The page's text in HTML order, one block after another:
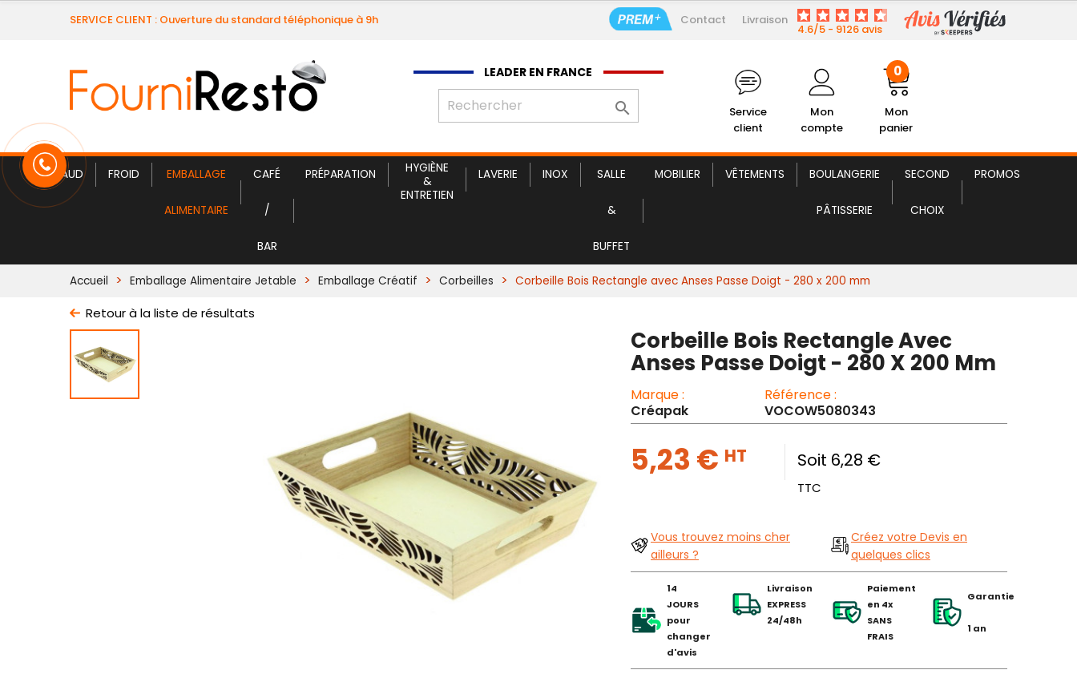
SERVICE CLIENT : Ouverture du standard téléphonique à 9h Contact Livraison
4.6/5 - 9126 avis
LEADER EN FRANCE

Service
client
Mon
compte
Mon
panier
0
CHAUD FROID EMBALLAGE
ALIMENTAIRE
CAFÉ
/
BAR
PRÉPARATION
HYGIÈNE
&
ENTRETIEN
LAVERIE INOX SALLE
&
BUFFET
MOBILIER VÊTEMENTS BOULANGERIE
PÂTISSERIE
SECOND
CHOIX
PROMOS
Corbeille Bois Rectangle avec Anses Passe Doigt 5,23 € HT
Accueil Emballage Alimentaire Jetable Emballage Créatif Corbeilles Corbeille Bois Rectangle avec Anses Passe Doigt - 280 x 200 mm
Retour à la liste de résultats
Corbeille Bois Rectangle Avec
Anses Passe Doigt - 280 X 200 Mm
Marque :
Créapak
Référence :
VOCOW5080343
5,23 € HT Soit 6,28 €
TTC
Vous trouvez moins cher
ailleurs ?
Créez votre Devis en
quelques clics
14
JOURS
pour
changer
d'avis
Livraison
EXPRESS
24/48h
Paiement
en 4x
SANS
FRAIS
Garantie
1 an